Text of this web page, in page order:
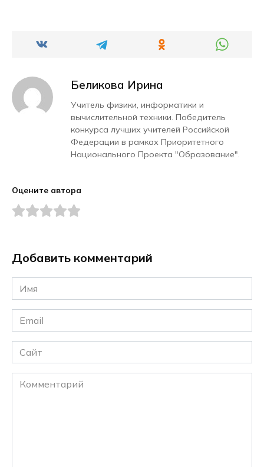
Беликова Ирина
Учитель физики, информатики и
вычислительной техники. Победитель
конкурса лучших учителей Российской
Федерации в рамках Приоритетного
Национального Проекта "Образование".
Оцените автора
Добавить комментарий
Имя
*
Email
*
Сайт
Комментарий